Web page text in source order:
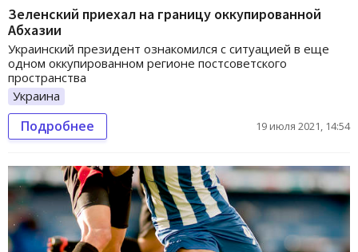
Зеленский приехал на границу оккупированной
Абхазии
Украинский президент ознакомился с ситуацией в еще
одном оккупированном регионе постсоветского
пространства
Украина
Подробнее 19 июля 2021, 14:54